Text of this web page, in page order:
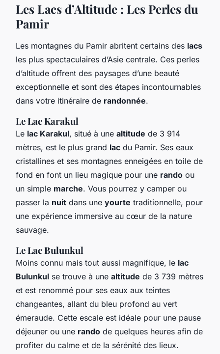
Les Lacs d’Altitude : Les Perles du
Pamir
Les montagnes du Pamir abritent certains des lacs
les plus spectaculaires d’Asie centrale. Ces perles
d’altitude offrent des paysages d’une beauté
exceptionnelle et sont des étapes incontournables
dans votre itinéraire de randonnée.
Le Lac Karakul
Le lac Karakul, situé à une altitude de 3 914
mètres, est le plus grand lac du Pamir. Ses eaux
cristallines et ses montagnes enneigées en toile de
fond en font un lieu magique pour une rando ou
un simple marche. Vous pourrez y camper ou
passer la nuit dans une yourte traditionnelle, pour
une expérience immersive au cœur de la nature
sauvage.
Le Lac Bulunkul
Moins connu mais tout aussi magnifique, le lac
Bulunkul se trouve à une altitude de 3 739 mètres
et est renommé pour ses eaux aux teintes
changeantes, allant du bleu profond au vert
émeraude. Cette escale est idéale pour une pause
déjeuner ou une rando de quelques heures afin de
profiter du calme et de la sérénité des lieux.